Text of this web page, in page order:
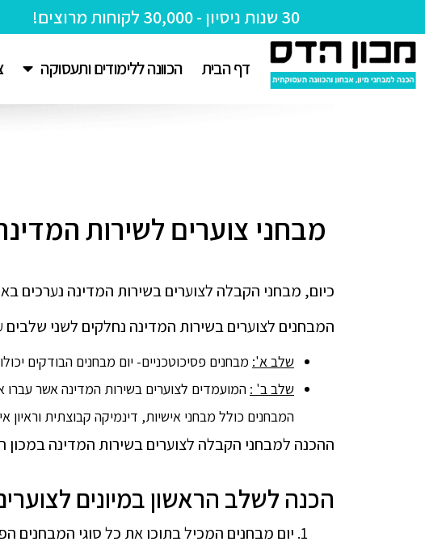
30 שנות ניסיון - 30,000 לקוחות מרוצים!
דף הבית הכוונה ללימודים ותעסוקה
מבחני צוערים לשירות
כיום, מבחני הקבלה לצוערים בשירות המדינה נערכים
המבחנים לצוערים בשירות המדינה נחלקים לשני שלבים
שלב א': מבחנים פסיכוטכניים- יום מבחנים הבודקים
שלב ב' : המועמדים לצוערים בשירות המדינה אשר
המבחנים כולל מבחני אישיות, דינמיקה קבוצתית וראיון
ההכנה למבחני הקבלה לצוערים בשירות המדינה במכון
הכנה לשלב הראשון במיונים
יום מבחנים המכיל בתוכו את כל סוגי המבחנים